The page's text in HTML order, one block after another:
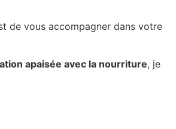
de vous accompagner dans votre
apaisée avec la nourriture, je